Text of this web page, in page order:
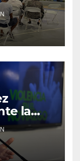
la